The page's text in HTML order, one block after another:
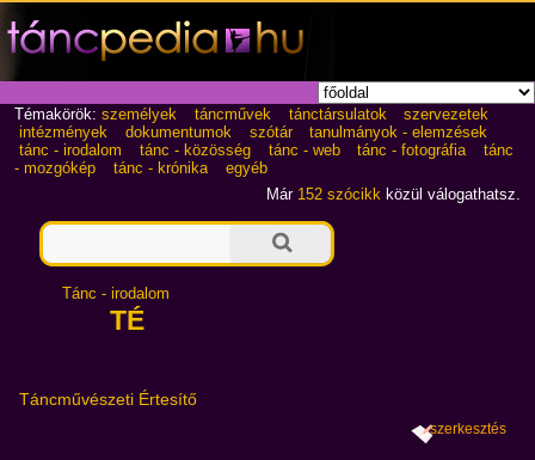
Témakörök: személyek táncművek tánctársulatok
szervezetek
intézmények
dokumentumok szótár
tanulmányok - elemzések
tánc - irodalom
tánc - közösség tánc - web tánc - fotográfia
tánc
- mozgókép
tánc - krónika
egyéb
Már 152 szócikk közül válogathatsz.
Tánc - irodalom
TÉ
Táncművészeti Értesítő
szerkesztés